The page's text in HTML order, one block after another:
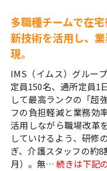
多職種チームで在
新技術を活用し、
現。
IMS（イムス）グルー
定員150名、通所定員1
して最高ランクの「超
フの負担軽減と業務効
活用しながら職場改革
していけるよう、研修
ぎ、介護スタッフの約
月）。無… 続きは下記